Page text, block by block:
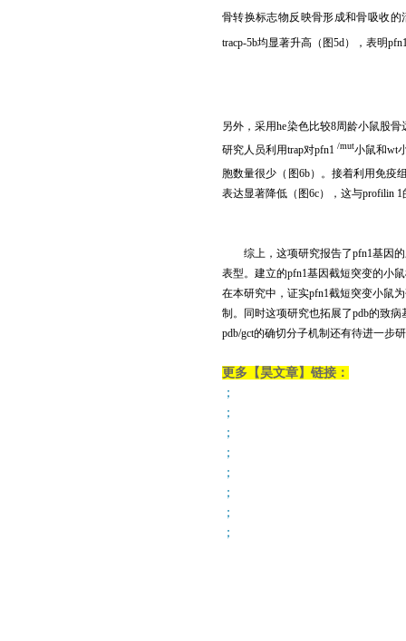
骨转换标志物反映骨形成和骨吸收的
tracp-5b均显著升高（图5d），表明
另外，采用he染色比较8周龄小鼠股骨
研究人员利用trap对pfn1 /mut小鼠和wt
胞数量很少（图6b）。接着利用免疫
表达显著降低（图6c），这与profilin 1
综上，这项研究报告了pfn1基因
表型。建立的pfn1基因截短突变的小
在本研究中，证实pfn1截短突变小鼠
制。同时这项研究也拓展了pdb的致病
pdb/gct的确切分子机制还有待进一步
更多【昊文章】链接：
；
；
；
；
；
；
；
；